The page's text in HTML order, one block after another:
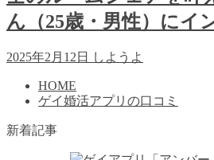
ん（25歳・男性）にイ
2025年2月12日 しようよ
HOME
ゲイ婚活アプリの口コミ
新着記事